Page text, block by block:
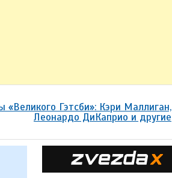
«Великого Гэтсби»: Кэри Маллиган,
Леонардо ДиКаприо и другие